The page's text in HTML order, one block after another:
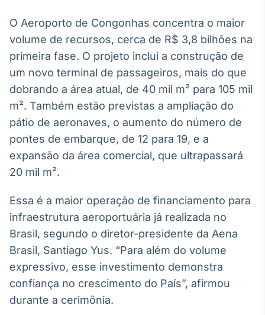
Curadoria
Curadoria de
noticiosos
Soluções de
Broadcast
Radar
inteligente de
notícias e
conteúdos
Fundos
A melhor
plataforma para
analisar fundos
de investimento
no Brasil
IA
O Aeroporto de Congonhas concentra o maior
volume de recursos, cerca de R$ 3,8 bilhões na
primeira fase. O projeto inclui a construção de
um novo terminal de passageiros, mais do que
dobrando a área atual, de 40 mil m² para 105 mil
m². Também estão previstas a ampliação do
pátio de aeronaves, o aumento do número de
pontes de embarque, de 12 para 19, e a
expansão da área comercial, que ultrapassará
20 mil m².
Essa é a maior operação de financiamento para
infraestrutura aeroportuária já realizada no
Brasil, segundo o diretor-presidente da Aena
Brasil, Santiago Yus. “Para além do volume
expressivo, esse investimento demonstra
confiança no crescimento do País”, afirmou
durante a cerimônia.